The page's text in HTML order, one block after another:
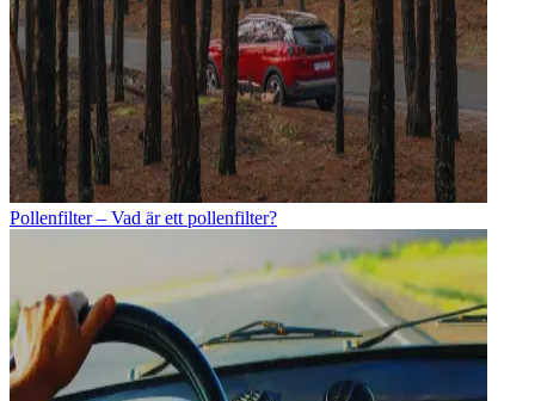
Pollenfilter – Vad är ett pollenfilter?